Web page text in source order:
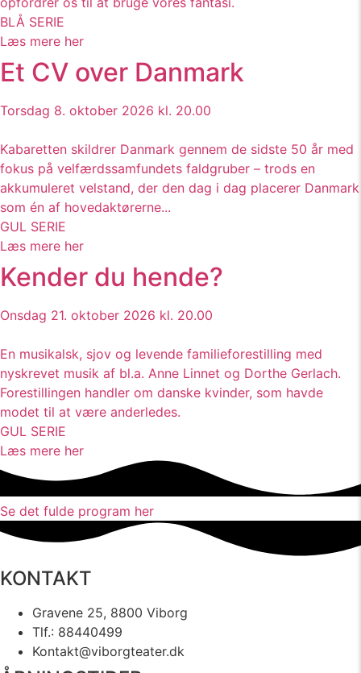
BLÅ SERIE
Læs mere her
Et CV over Danmark
Torsdag 8. oktober 2026 kl. 20.00
Kabaretten skildrer Danmark gennem de sidste 50 år med
fokus på velfærdssamfundets faldgruber – trods en
akkumuleret velstand, der den dag i dag placerer Danmark
som én af hovedaktørerne...
GUL SERIE
Læs mere her
Kender du hende?
Onsdag 21. oktober 2026 kl. 20.00
En musikalsk, sjov og levende familieforestilling med
nyskrevet musik af bl.a. Anne Linnet og Dorthe Gerlach.
Forestillingen handler om danske kvinder, som havde
modet til at være anderledes.
GUL SERIE
Læs mere her
Se det fulde program her
KONTAKT
Gravene 25, 8800 Viborg
Tlf.: 88440499
Kontakt@viborgteater.dk